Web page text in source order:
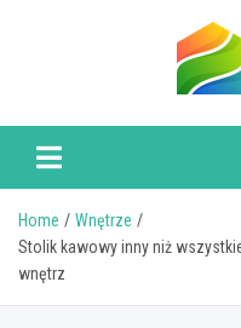
Home
Wnętrze
Stolik kawowy inny niż
wnętrz